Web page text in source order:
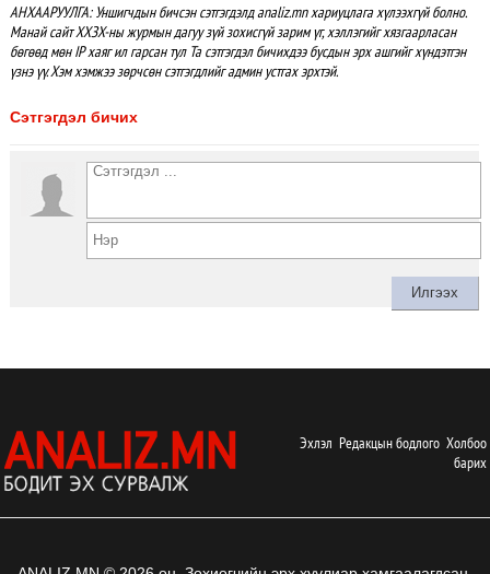
АНХААРУУЛГА: Уншигчдын бичсэн сэтгэгдэлд analiz.mn хариуцлага хүлээхгүй болно.
Манай сайт ХХЗХ-ны журмын дагуу зүй зохисгүй зарим үг, хэллэгийг хязгаарласан
бөгөөд мөн IP хаяг ил гарсан тул Та сэтгэгдэл бичихдээ бусдын эрх ашгийг хүндэтгэн
үзнэ үү. Хэм хэмжээ зөрчсөн сэтгэгдлийг админ устгах эрхтэй.
Сэтгэгдэл бичих
Эхлэл Редакцын бодлого Холбоо
барих